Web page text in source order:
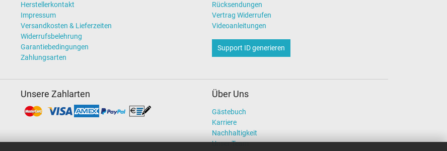
Herstellerkontakt
Impressum
Versandkosten & Lieferzeiten
Widerrufsbelehrung
Garantiebedingungen
Zahlungsarten
Rücksendungen
Vertrag Widerrufen
Videoanleitungen
Support ID generieren
Über Uns
Gästebuch
Karriere
Nachhaltigkeit
Unser Team
Unsere Zahlarten